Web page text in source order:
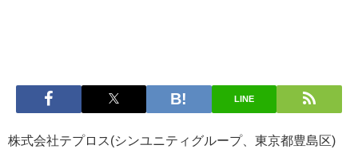
LINE
株式会社テプロス(シンユニティグループ、東京都豊島区)